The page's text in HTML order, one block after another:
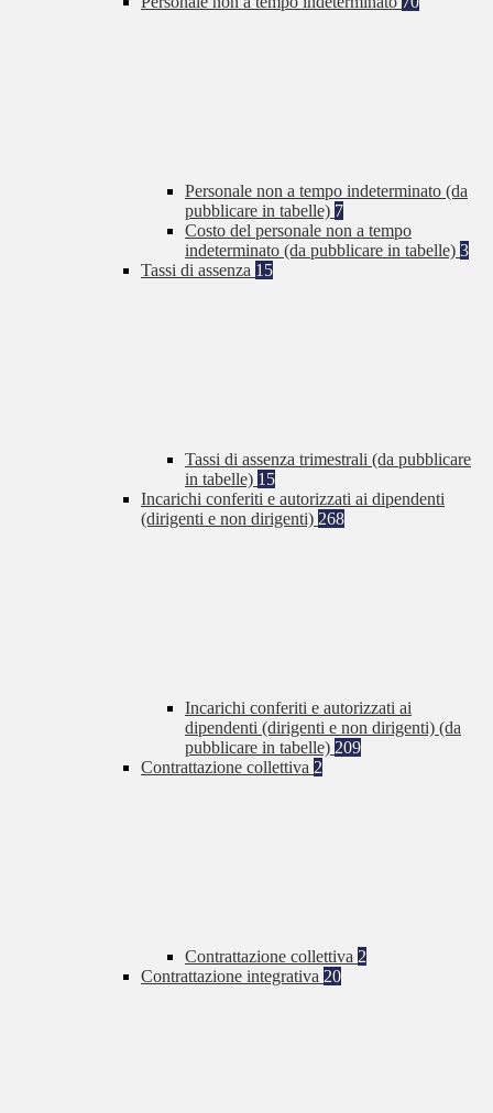
Personale non a tempo indeterminato (da
pubblicare in tabelle) 7
Costo del personale non a tempo
indeterminato (da pubblicare in tabelle) 3
Tassi di assenza 15
Tassi di assenza trimestrali (da pubblicare
in tabelle) 15
Incarichi conferiti e autorizzati ai dipendenti
(dirigenti e non dirigenti) 268
Incarichi conferiti e autorizzati ai
dipendenti (dirigenti e non dirigenti) (da
pubblicare in tabelle) 209
Contrattazione collettiva 2
Contrattazione collettiva 2
Contrattazione integrativa 20